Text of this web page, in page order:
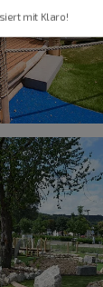
mit Klaro!